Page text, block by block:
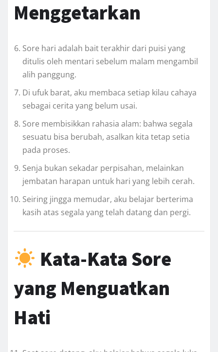
Menggetarkan
Sore hari adalah bait terakhir dari puisi yang
ditulis oleh mentari sebelum malam mengambil
alih panggung.
Di ufuk barat, aku membaca setiap kilau cahaya
sebagai cerita yang belum usai.
Sore membisikkan rahasia alam: bahwa segala
sesuatu bisa berubah, asalkan kita tetap setia
pada proses.
Senja bukan sekadar perpisahan, melainkan
jembatan harapan untuk hari yang lebih cerah.
Seiring jingga memudar, aku belajar berterima
kasih atas segala yang telah datang dan pergi.
Kata-Kata Sore
yang Menguatkan
Hati